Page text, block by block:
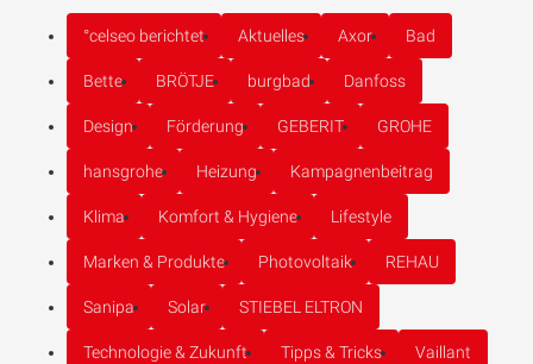
°celseo berichtet Aktuelles Axor Bad
Bette BRÖTJE burgbad Danfoss
Design Förderung GEBERIT GROHE
hansgrohe Heizung Kampagnenbeitrag
Klima Komfort & Hygiene Lifestyle
Marken & Produkte Photovoltaik REHAU
Sanipa Solar STIEBEL ELTRON
Technologie & Zukunft Tipps & Tricks Vaillant